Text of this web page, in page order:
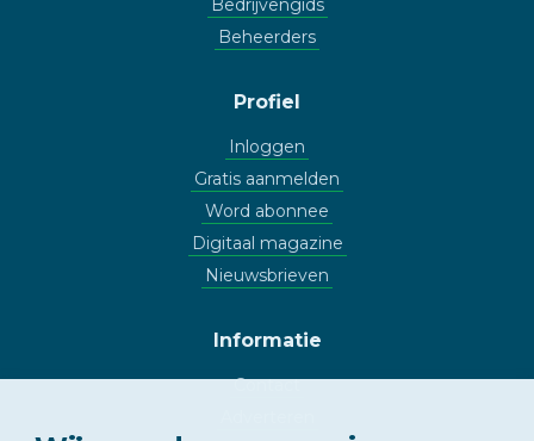
Bedrijvengids
Beheerders
Profiel
Inloggen
Gratis aanmelden
Word abonnee
Digitaal magazine
Nieuwsbrieven
Informatie
Contact